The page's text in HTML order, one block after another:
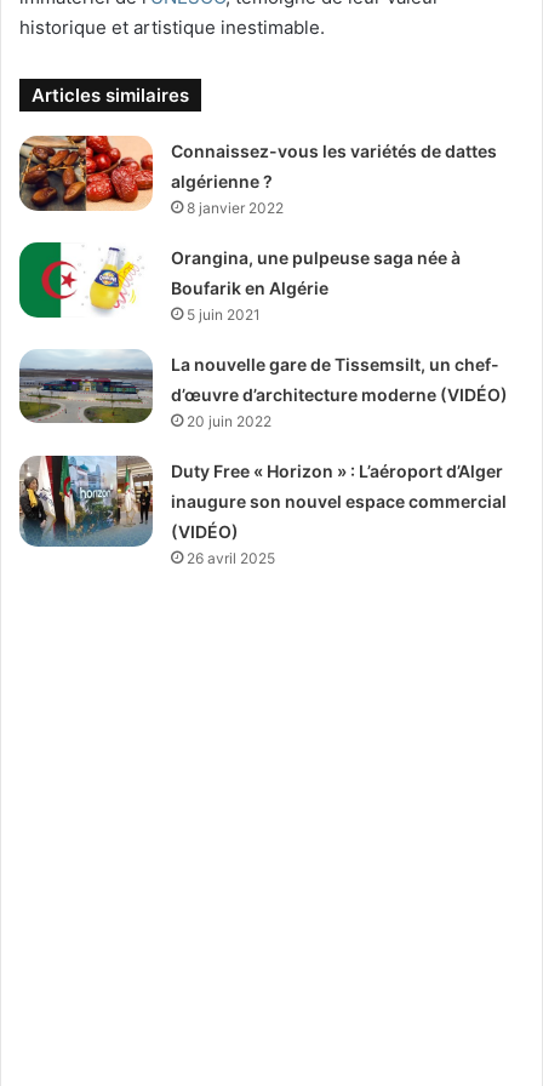
historique et artistique inestimable.
Articles similaires
Connaissez-vous les variétés de dattes
algérienne ?
8 janvier 2022
Orangina, une pulpeuse saga née à
Boufarik en Algérie
5 juin 2021
La nouvelle gare de Tissemsilt, un chef-
d’œuvre d’architecture moderne (VIDÉO)
20 juin 2022
Duty Free « Horizon » : L’aéroport d’Alger
inaugure son nouvel espace commercial
(VIDÉO)
26 avril 2025